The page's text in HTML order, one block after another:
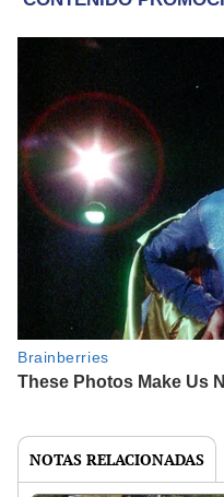
NOTAS RELACIONADAS